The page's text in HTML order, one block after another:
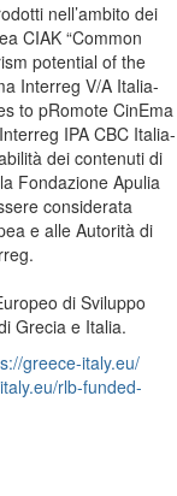
nell’ambito dei
CIAK “Common
potential of the
Interreg V/A Italia-
to pRomote CinEma
IPA CBC Italia-
dei contenuti di
Fondazione Apulia
considerata
e alle Autorità di
di Sviluppo
Grecia e Italia.
greece-italy.eu/
rlb-funded-